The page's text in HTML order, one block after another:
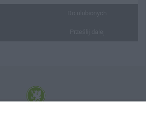
Sp. z o.o. Internetowy Serwis Informacyjny Miasta